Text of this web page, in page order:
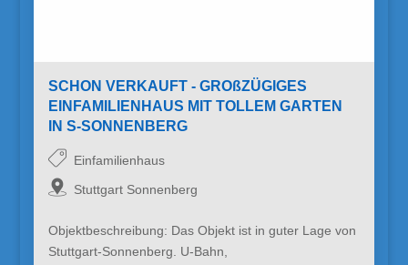
SCHON VERKAUFT - GROßZÜGIGES
EINFAMILIENHAUS MIT TOLLEM GARTEN
IN S-SONNENBERG
Einfamilienhaus
Stuttgart Sonnenberg
Objektbeschreibung: Das Objekt ist in guter Lage von
Stuttgart-Sonnenberg. U-Bahn,